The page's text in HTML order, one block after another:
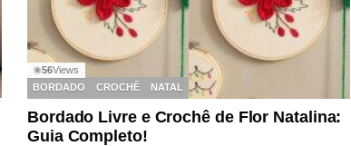
◉56Views
BORDADO
CROCHÊ NATAL
Bordado Livre e Crochê de Flor Natalina:
Guia Completo!